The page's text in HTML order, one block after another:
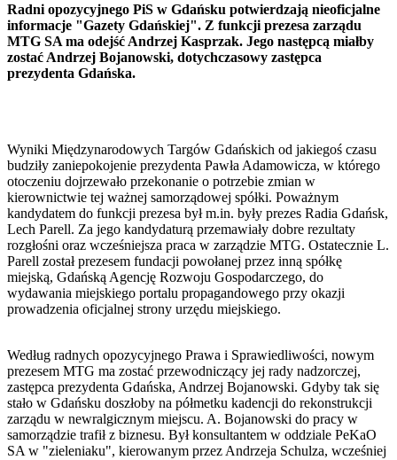
Radni opozycyjnego PiS w Gdańsku potwierdzają nieoficjalne
informacje "Gazety Gdańskiej". Z funkcji prezesa zarządu
MTG SA ma odejść Andrzej Kasprzak. Jego następcą miałby
zostać Andrzej Bojanowski, dotychczasowy zastępca
prezydenta Gdańska.
Wyniki Międzynarodowych Targów Gdańskich od jakiegoś czasu
budziły zaniepokojenie prezydenta Pawła Adamowicza, w którego
otoczeniu dojrzewało przekonanie o potrzebie zmian w
kierownictwie tej ważnej samorządowej spółki. Poważnym
kandydatem do funkcji prezesa był m.in. były prezes Radia Gdańsk,
Lech Parell. Za jego kandydaturą przemawiały dobre rezultaty
rozgłośni oraz wcześniejsza praca w zarządzie MTG. Ostatecznie L.
Parell został prezesem fundacji powołanej przez inną spółkę
miejską, Gdańską Agencję Rozwoju Gospodarczego, do
wydawania miejskiego portalu propagandowego przy okazji
prowadzenia oficjalnej strony urzędu miejskiego.
Według radnych opozycyjnego Prawa i Sprawiedliwości, nowym
prezesem MTG ma zostać przewodniczący jej rady nadzorczej,
zastępca prezydenta Gdańska, Andrzej Bojanowski. Gdyby tak się
stało w Gdańsku doszłoby na półmetku kadencji do rekonstrukcji
zarządu w newralgicznym miejscu. A. Bojanowski do pracy w
samorządzie trafił z biznesu. Był konsultantem w oddziale PeKaO
SA w "zieleniaku", kierowanym przez Andrzeja Schulza, wcześniej